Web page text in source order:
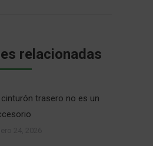
relacionadas
cinturón trasero no es un